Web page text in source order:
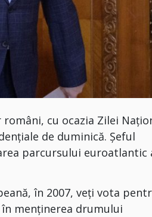
cu ocazia Zilei
de duminică. Șeful
parcursului euroatlantic
în 2007, veți vota
menținerea drumului